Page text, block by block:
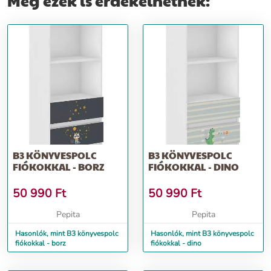
B3 KÖNYVESPOLC
FIÓKOKKAL - BORZ
50 990 Ft
Pepita
Hasonlók, mint B3 könyvespolc
fiókokkal - borz
B3 KÖNYVESPOLC
FIÓKOKKAL - DINO
50 990 Ft
Pepita
Hasonlók, mint B3 könyvespolc
fiókokkal - dino